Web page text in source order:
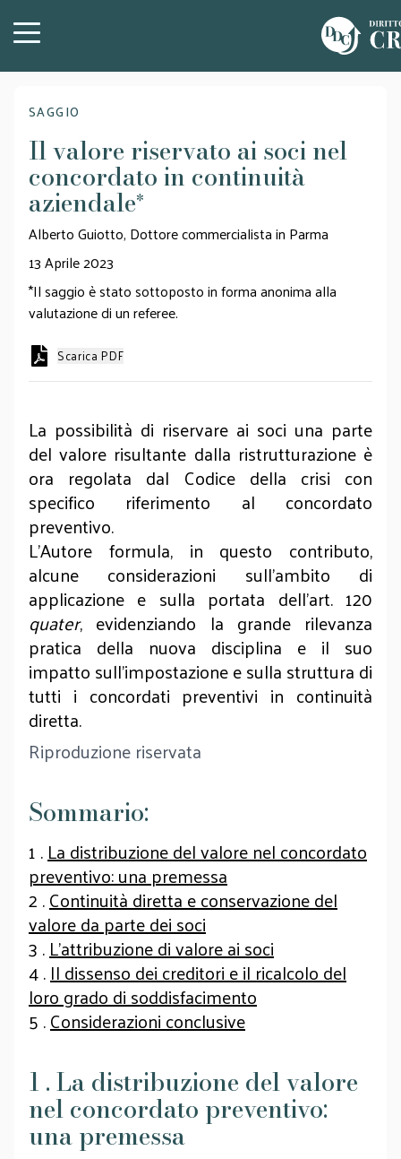
SAGGIO
Il valore riservato ai soci nel
concordato in continuità
aziendale*
Alberto Guiotto, Dottore commercialista in Parma
13 Aprile 2023
*Il saggio è stato sottoposto in forma anonima alla
valutazione di un referee.
Scarica PDF
La possibilità di riservare ai soci una parte
del valore risultante dalla ristrutturazione è
ora regolata dal Codice della crisi con
specifico riferimento al concordato
preventivo.
L’Autore formula, in questo contributo,
alcune considerazioni sull’ambito di
applicazione e sulla portata dell’art. 120
quater, evidenziando la grande rilevanza
pratica della nuova disciplina e il suo
impatto sull’impostazione e sulla struttura di
tutti i concordati preventivi in continuità
diretta.
Riproduzione riservata
Sommario:
1 .La distribuzione del valore nel concordato
preventivo: una premessa
2 .Continuità diretta e conservazione del
valore da parte dei soci
3 .L’attribuzione di valore ai soci
4 .Il dissenso dei creditori e il ricalcolo del
loro grado di soddisfacimento
5 .Considerazioni conclusive
1 . La distribuzione del valore
nel concordato preventivo:
una premessa